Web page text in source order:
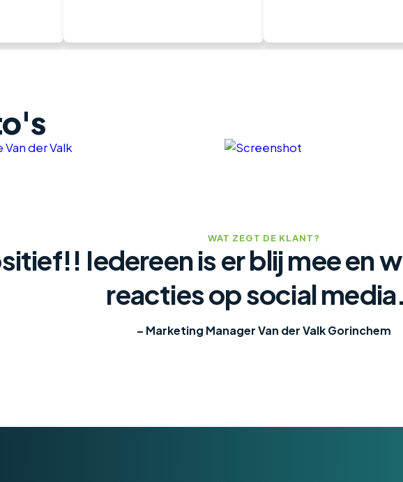
WAT ZEGT DE KLANT?
Iedereen is er blij mee en
reacties op social
– Marketing Manager Van der Valk Gorinchem